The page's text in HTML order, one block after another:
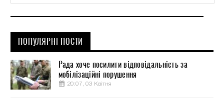
ПОПУЛЯРНІ ПОСТИ
Рада хоче посилити відповідальність за
мобілізаційні порушення
20:07, 03 Квітня